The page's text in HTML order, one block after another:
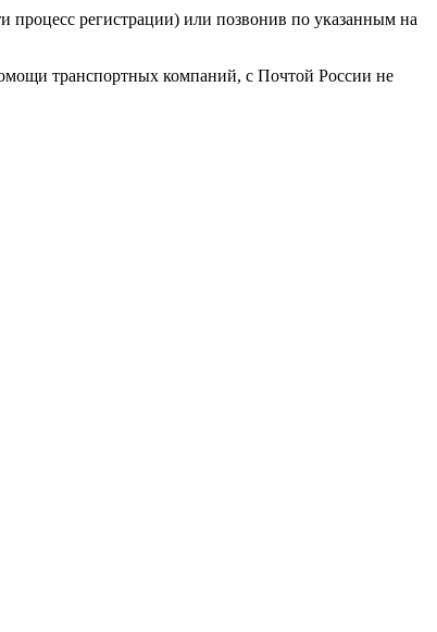
процесс регистрации) или позвонив по указанным на
транспортных компаний, с Почтой России не